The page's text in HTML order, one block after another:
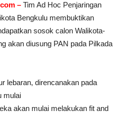
– Tim Ad Hoc Penjaringan
Bengkulu membuktikan
sosok calon Walikota-
akan diusung PAN pada Pilkada
lebaran, direncanakan pada
mulai
akan mulai melakukan fit and